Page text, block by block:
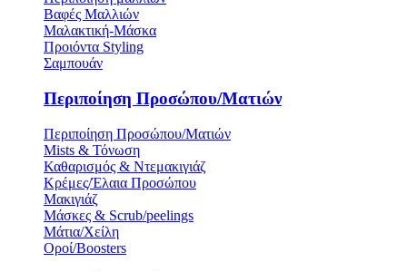
Βαφές Μαλλιών
Μαλακτική-Μάσκα
Προιόντα Styling
Σαμπουάν
Περιποίηση Προσώπου/Ματιών
Περιποίηση Προσώπου/Ματιών
Mists & Τόνωση
Καθαρισμός & Ντεμακιγιάζ
Κρέμες/Έλαια Προσώπου
Μακιγιάζ
Μάσκες & Scrub/peelings
Μάτια/Χείλη
Οροί/Boosters